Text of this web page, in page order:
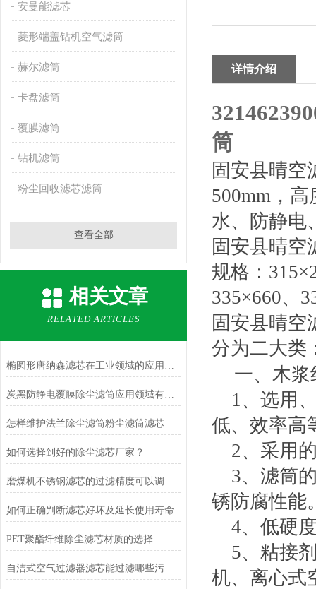
安曼能滤芯
菱形端盖钻机空气滤筒
赫尔滤筒
卡盘滤筒
覆膜滤筒
钻机滤筒
粉尘回收滤芯滤筒
查看全部
相关文章
RELATED ARTICLES
椭圆形唐纳森滤芯在工业领域的应用有哪些？
炭黑防静电覆膜除尘滤筒应用领域有哪些
怎样维护法兰除尘滤筒粉尘滤筒滤芯
如何选择到好的除尘滤芯厂家？
磨煤机不锈钢滤芯的过滤精度可以调节吗？
如何正确判断滤芯好坏及延长使用寿命
PET聚酯纤维除尘滤芯材质的选择
自洁式空气过滤器滤芯能过滤哪些污染物？
详情介绍
筒
固安县晴空
500mm，
水、防静电
固安县晴
规格：
335×660、
固安县晴空
分为二大
一、木
1、选用
低、效率高
2、采用
3、滤筒
锈防腐性能
4、低硬
5、粘接
机、离心式